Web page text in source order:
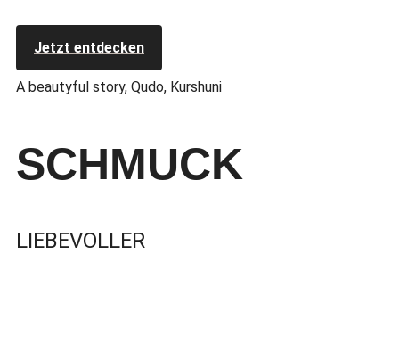
Jetzt entdecken
A beautyful story, Qudo, Kurshuni
SCHMUCK
LIEBEVOLLER